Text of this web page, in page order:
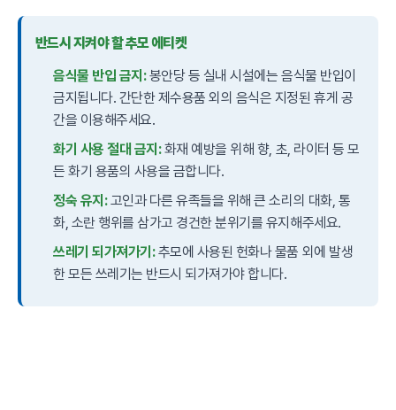
반드시 지켜야 할 추모 에티켓
음식물 반입 금지:봉안당 등 실내 시설에는 음식물 반입이
금지됩니다. 간단한 제수용품 외의 음식은 지정된 휴게 공
간을 이용해주세요.
화기 사용 절대 금지:화재 예방을 위해 향, 초, 라이터 등 모
든 화기 용품의 사용을 금합니다.
정숙 유지:고인과 다른 유족들을 위해 큰 소리의 대화, 통
화, 소란 행위를 삼가고 경건한 분위기를 유지해주세요.
쓰레기 되가져가기:추모에 사용된 헌화나 물품 외에 발생
한 모든 쓰레기는 반드시 되가져가야 합니다.